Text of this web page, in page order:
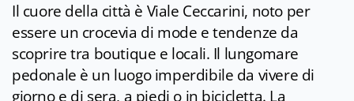
Il cuore della città è Viale Ceccarini, noto per
essere un crocevia di mode e tendenze da
scoprire tra boutique e locali. Il lungomare
pedonale è un luogo imperdibile da vivere di
giorno e di sera, a piedi o in bicicletta. La